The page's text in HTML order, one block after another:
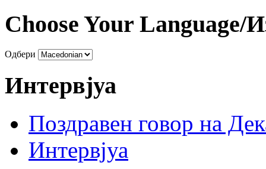
Choose Your Language/
Одбери
Интервјуа
Поздравен говор на
Интервјуа